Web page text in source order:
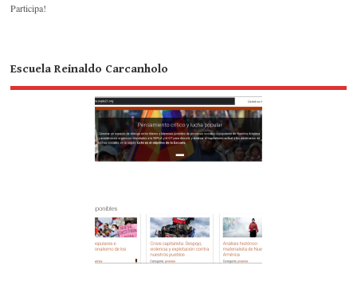
Participa!
Escuela Reinaldo Carcanholo